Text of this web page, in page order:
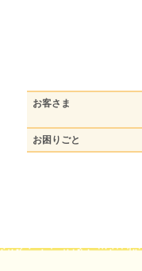
お客さま
お困りごと